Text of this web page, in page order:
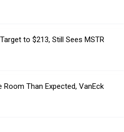
to $213, Still Sees MSTR
Room Than Expected, VanEck